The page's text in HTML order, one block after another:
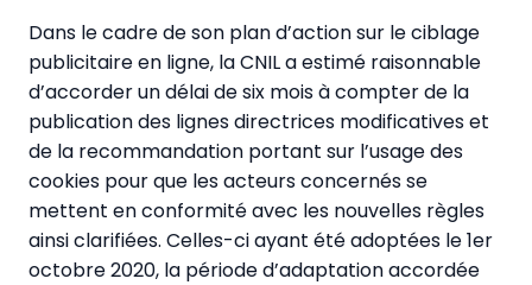
Dans le cadre de son plan d’action sur le ciblage
publicitaire en ligne, la CNIL a estimé raisonnable
d’accorder un délai de six mois à compter de la
publication des lignes directrices modificatives et
de la recommandation portant sur l’usage des
cookies pour que les acteurs concernés se
mettent en conformité avec les nouvelles règles
ainsi clarifiées. Celles-ci ayant été adoptées le 1er
octobre 2020, la période d’adaptation accordée